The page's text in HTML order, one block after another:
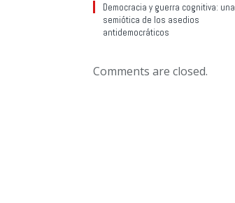
Democracia y guerra cognitiva: una
semiótica de los asedios
antidemocráticos
Comments are closed.